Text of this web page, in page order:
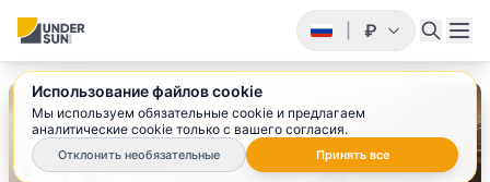
₽
Использование файлов cookie
Мы используем обязательные cookie и предлагаем
аналитические cookie только с вашего согласия.
Отклонить необязательные Принять все